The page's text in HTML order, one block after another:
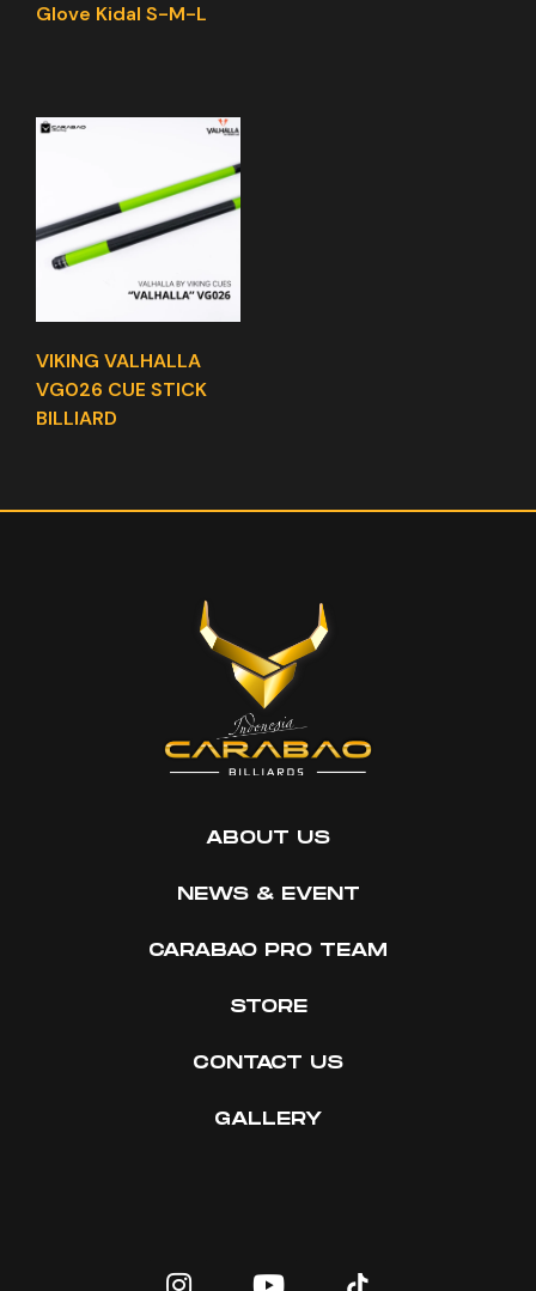
Glove Kidal S-M-L
VIKING VALHALLA
VG026 CUE STICK
BILLIARD
ABOUT US
NEWS & EVENT
CARABAO PRO TEAM
STORE
CONTACT US
GALLERY